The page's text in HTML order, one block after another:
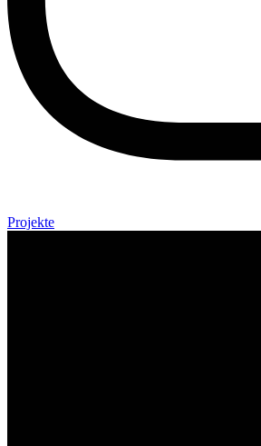
Projekte